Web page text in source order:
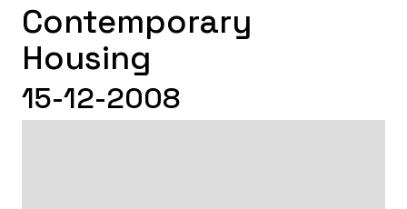
Contemporary
Housing
15-12-2008